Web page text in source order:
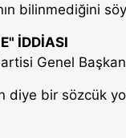
bilinmediğini
İDDİASI
Genel
diye bir sözcük